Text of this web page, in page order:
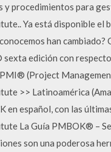
y procedimientos para
Ya está disponible el
han
edición con
(Project
>> Latinoamérica
en español, con las
La Guía PMBOK® –
son una poderosa